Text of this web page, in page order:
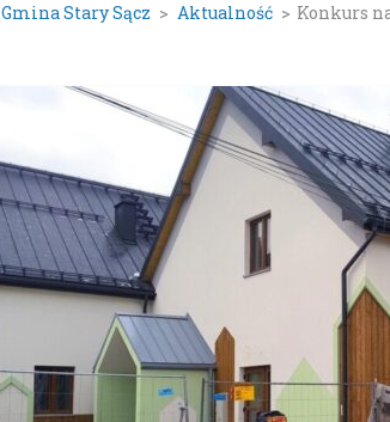
Gmina Stary Sącz > Aktualność > Konkurs